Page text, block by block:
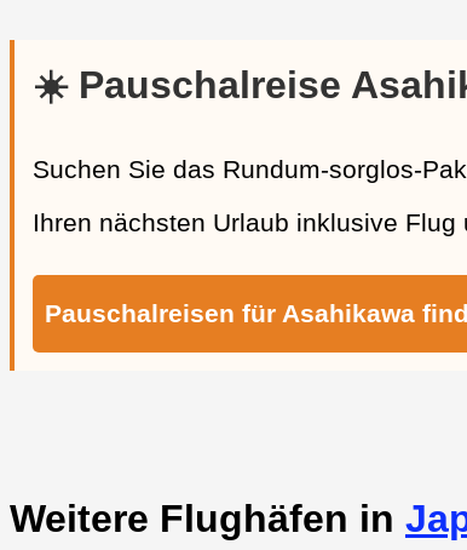
☀️ Pauschalreise
Suchen Sie das Rundum-sorglos-
Ihren nächsten Urlaub inklusive
Pauschalreisen für Asahikawa
Weitere Flughäfen in